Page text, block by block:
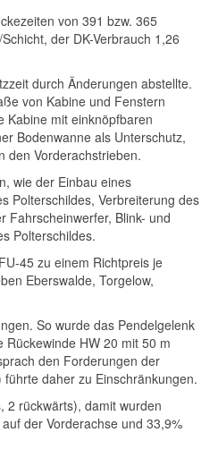
von 391 bzw. 365
der DK-Verbrauch 1,26
durch Änderungen abstellte.
von Kabine und Fenstern
Kabine mit einknöpfbaren
Bodenwanne als Unterschutz,
den Vorderachstrieben.
wie der Einbau eines
Polterschildes, Verbreiterung des
Fahrscheinwerfer, Blink- und
Polterschildes.
45 zu einem Richtpreis je
Eberswalde, Torgelow,
So wurde das Pendelgelenk
HW 20 mit 50 m
den Forderungen der
daher zu Einschränkungen.
2 rückwärts), damit wurden
der Vorderachse und 33,9%